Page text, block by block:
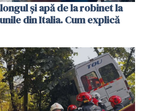
și apă de la robinet la
din Italia. Cum explică